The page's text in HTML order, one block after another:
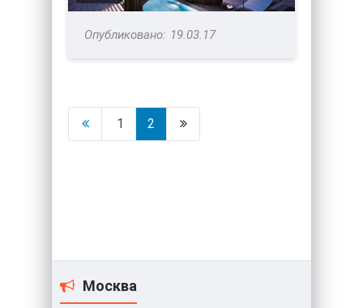
19.03.17
1 2
Москва